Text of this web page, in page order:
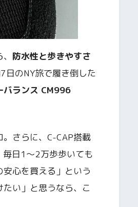
防水性と歩きやすさ
日のNY旅で履き倒した
バランス CM996
さらに、C-CAP搭載
日1〜2万歩歩いても
心を買える」という
い」と思うなら、こ